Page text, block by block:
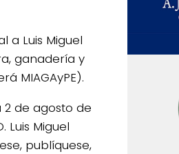
a Luis Miguel
ganadería y
MIAGAyPE).
2 de agosto de
Luis Miguel
publíquese,